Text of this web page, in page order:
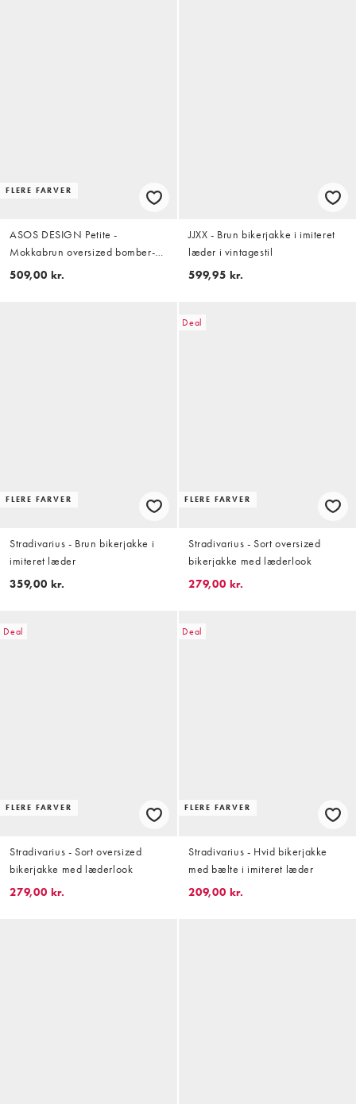
FLERE FARVER
ASOS DESIGN Petite -
Mokkabrun oversized bomber-
bikerjakke med læderlook
509,00 kr.
JJXX - Brun bikerjakke i imiteret
læder i vintagestil
599,95 kr.
FLERE FARVER
Stradivarius - Brun bikerjakke i
imiteret læder
359,00 kr.
Deal
FLERE FARVER
Stradivarius - Sort oversized
bikerjakke med læderlook
279,00 kr.
Deal
FLERE FARVER
Stradivarius - Sort oversized
bikerjakke med læderlook
279,00 kr.
Deal
FLERE FARVER
Stradivarius - Hvid bikerjakke
med bælte i imiteret læder
209,00 kr.